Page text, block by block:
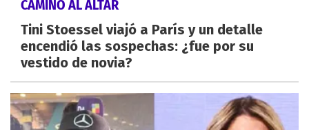
CAMINO AL ALTAR
Tini Stoessel viajó a París y un detalle
encendió las sospechas: ¿fue por su
vestido de novia?